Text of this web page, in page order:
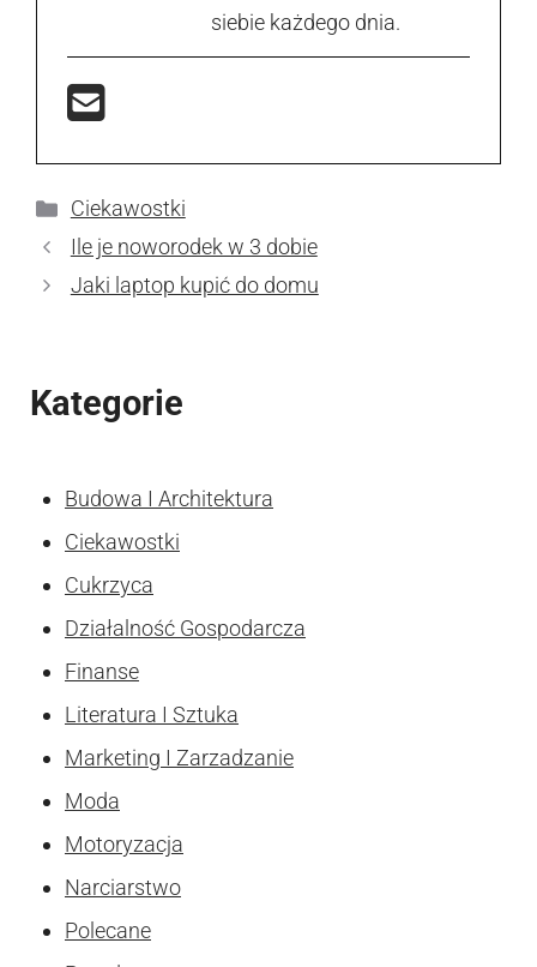
siebie każdego dnia.
Kategorie
Ciekawostki
Ile je noworodek w 3 dobie
Jaki laptop kupić do domu
Kategorie
Budowa I Architektura
Ciekawostki
Cukrzyca
Działalność Gospodarcza
Finanse
Literatura I Sztuka
Marketing I Zarzadzanie
Moda
Motoryzacja
Narciarstwo
Polecane